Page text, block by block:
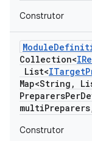
Construtor
Module
Collection<
List<ITarget
Map<String ,
PreparersPer
multiPreparers
Construtor